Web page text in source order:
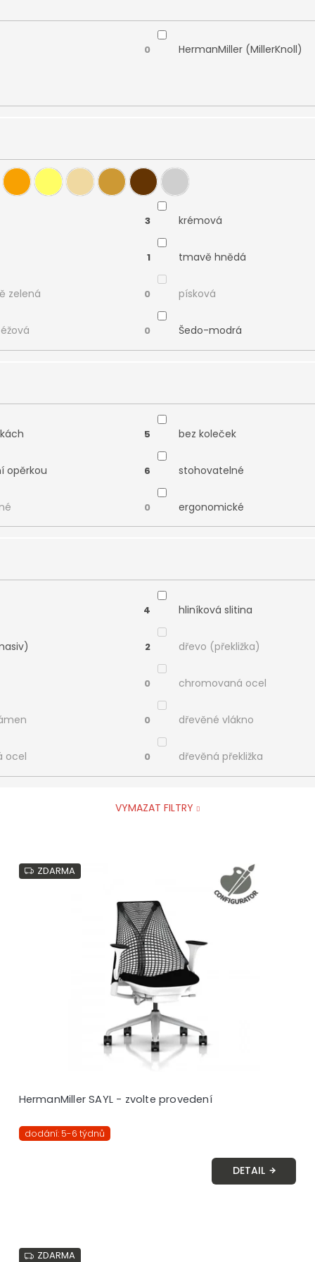
0 HermanMiller (MillerKnoll)
3 krémová
1 tmavě hnědá
zelená 0 písková
0 Šedo-modrá
5 bez koleček
opěrkou 6 stohovatelné
0 ergonomické
4 hliníková slitina
2 dřevo (překližka)
0 chromovaná ocel
0 dřevěné vlákno
ocel 0 dřevěná překližka
VYMAZAT FILTRY
ZDARMA
HermanMiller SAYL - zvolte provedení
dodání: 5-6 týdnů
DETAIL
ZDARMA